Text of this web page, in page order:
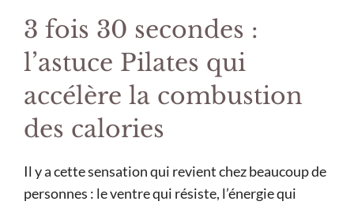
3 fois 30 secondes :
l’astuce Pilates qui
accélère la combustion
des calories
Il y a cette sensation qui revient chez beaucoup de
personnes : le ventre qui résiste, l’énergie qui